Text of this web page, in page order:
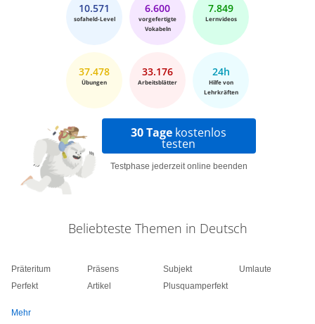
10.571
sofaheld-Level
6.600
vorgefertigte
Vokabeln
7.849
Lernvideos
37.478
Übungen
33.176
Arbeitsblätter
24h
Hilfe von
Lehrkräften
30 Tage kostenlos
testen
Testphase jederzeit online beenden
Beliebteste Themen in Deutsch
Präteritum
Perfekt
Präsens
Artikel
Subjekt
Plusquamperfekt
Umlaute
Mehr